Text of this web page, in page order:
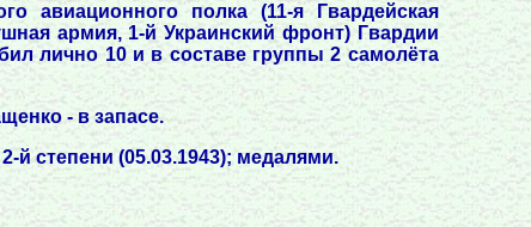
авиационного полка (11-я Гвардейская
армия, 1-й Украинский фронт) Гвардии
лично 10 и в составе группы 2 самолёта
- в запасе.
й степени (05.03.1943); медалями.